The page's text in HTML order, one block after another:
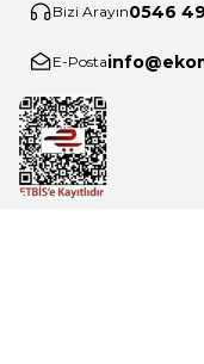
Bizi Arayın0546
E-Posta